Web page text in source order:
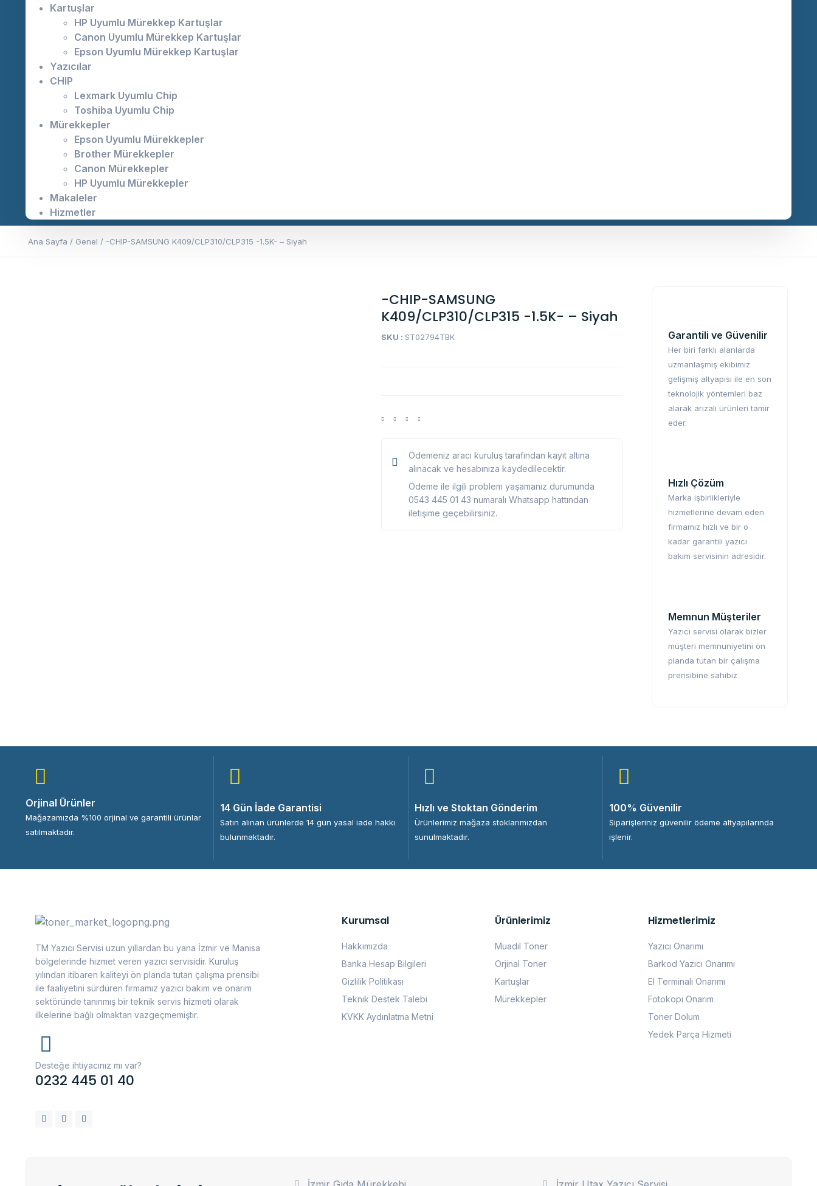
Kartuşlar
HP Uyumlu Mürekkep Kartuşlar
Canon Uyumlu Mürekkep Kartuşlar
Epson Uyumlu Mürekkep Kartuşlar
Yazıcılar
CHIP
Lexmark Uyumlu Chip
Toshiba Uyumlu Chip
Mürekkepler
Epson Uyumlu Mürekkepler
Brother Mürekkepler
Canon Mürekkepler
HP Uyumlu Mürekkepler
Makaleler
Hizmetler
Ana Sayfa / Genel / -CHIP-SAMSUNG K409/CLP310/CLP315 -1.5K- – Siyah
-CHIP-SAMSUNG
K409/CLP310/CLP315 -1.5K- – Siyah
SKU : ST02794TBK
Ödemeniz aracı kuruluş tarafından kayıt altına
alınacak ve hesabınıza kaydedilecektir.
Ödeme ile ilgili problem yaşamanız durumunda
0543 445 01 43 numaralı Whatsapp hattından
iletişime geçebilirsiniz.
Garantili ve Güvenilir
Her biri farklı alanlarda
uzmanlaşmış ekibimiz
gelişmiş altyapısı ile en son
teknolojik yöntemleri baz
alarak arızalı ürünleri tamir
eder.
Hızlı Çözüm
Marka işbirlikleriyle
hizmetlerine devam eden
firmamız hızlı ve bir o
kadar garantili yazıcı
bakım servisinin adresidir.
Memnun Müşteriler
Yazıcı servisi olarak bizler
müşteri memnuniyetini ön
planda tutan bir çalışma
prensibine sahibiz
Orjinal Ürünler
Mağazamızda %100 orjinal ve garantili ürünlar
satılmaktadır.
14 Gün İade Garantisi
Satın alınan ürünlerde 14 gün yasal iade hakkı
bulunmaktadır.
Hızlı ve Stoktan Gönderim
Ürünlerimiz mağaza stoklarımızdan
sunulmaktadır.
100% Güvenilir
Siparişleriniz güvenilir ödeme altyapılarında
işlenir.
TM Yazıcı Servisi uzun yıllardan bu yana İzmir ve Manisa
bölgelerinde hizmet veren yazıcı servisidir. Kuruluş
yılından itibaren kaliteyi ön planda tutan çalışma prensibi
ile faaliyetini sürdüren firmamız yazıcı bakım ve onarım
sektöründe tanınmış bir teknik servis hizmeti olarak
ilkelerine bağlı olmaktan vazgeçmemiştir.
Desteğe ihtiyacınız mı var?
0232 445 01 40
Kurumsal
Hakkımızda
Banka Hesap Bilgileri
Gizlilik Politikası
Teknik Destek Talebi
KVKK Aydınlatma Metni
Ürünlerimiz
Muadil Toner
Orjinal Toner
Kartuşlar
Mürekkepler
Hizmetlerimiz
Yazıcı Onarımı
Barkod Yazıcı Onarımı
El Terminali Onarımı
Fotokopi Onarım
Toner Dolum
Yedek Parça Hizmeti